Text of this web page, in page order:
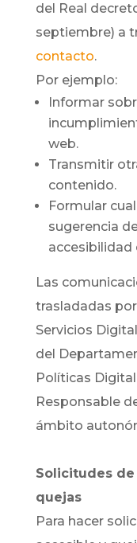
del Real
septiembre) a
contacto.
Por ejemplo:
Informar
web.
Transmitir
contenido.
Formular
sugerencia
accesibilidad
Las
trasladadas
Servicios
del
Políticas
Responsable
ámbito
Solicitudes
quejas
Para hacer